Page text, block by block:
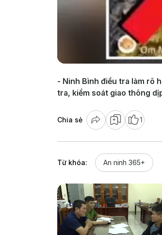
- Ninh Bình điều tra làm rõ
tra, kiểm soát giao thông
Chia sẻ 1
Từ khóa: An ninh 365+